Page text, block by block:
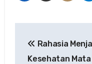
Rahasia
Kesehatan